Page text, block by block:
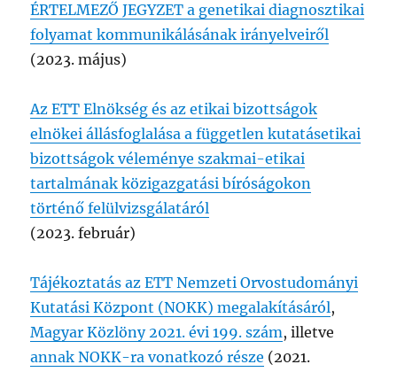
ÉRTELMEZŐ JEGYZET a genetikai diagnosztikai
folyamat kommunikálásának irányelveiről
(2023. május)
Az ETT Elnökség és az etikai bizottságok
elnökei állásfoglalása a független kutatásetikai
bizottságok véleménye szakmai-etikai
tartalmának közigazgatási bíróságokon
történő felülvizsgálatáról
(2023. február)
Tájékoztatás az ETT Nemzeti Orvostudományi
Kutatási Központ (NOKK) megalakításáról,
Magyar Közlöny 2021. évi 199. szám, illetve
annak NOKK-ra vonatkozó része (2021.